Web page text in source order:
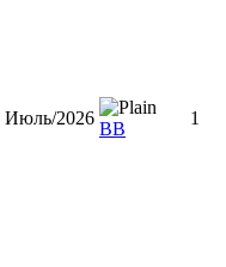
Июль/2026
ВВ
1